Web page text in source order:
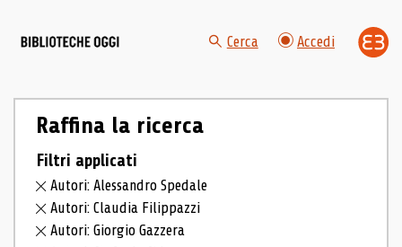
Cerca Accedi
Raffina la ricerca
Filtri applicati
Autori: Alessandro Spedale
Autori: Claudia Filippazzi
Autori: Giorgio Gazzera